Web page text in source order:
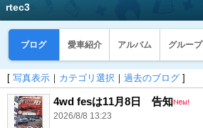
rtec3
ブログ 愛車紹介 アルバム グループ
[ 写真表示 ｜ カテゴリ選択 ｜ 過去のブログ ]
4wd fesは11月8日 告知
2026/8/8 13:23